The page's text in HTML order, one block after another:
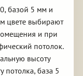
базой 5 мм и
цвете выбирают
и при
потолок.
высоту
потолка, база 5